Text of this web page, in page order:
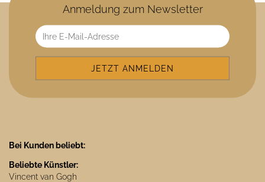
Anmeldung zum Newsletter
Bei Kunden beliebt:
Beliebte Künstler:
Vincent van Gogh